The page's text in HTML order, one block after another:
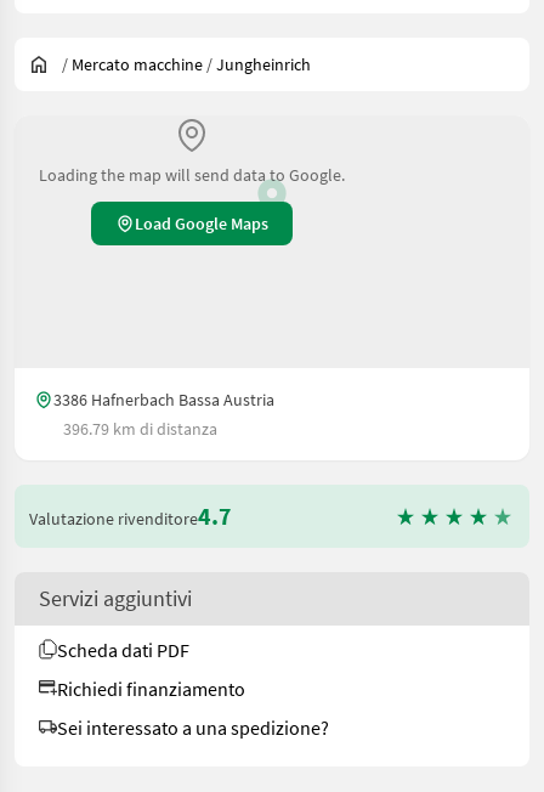
/ Mercato macchine /Jungheinrich
Loading the map will send data to Google.
Load Google Maps
3386 Hafnerbach Bassa Austria
396.79 km di distanza
Valutazione rivenditore4.7
Servizi aggiuntivi
Scheda dati PDF
Richiedi finanziamento
Sei interessato a una spedizione?